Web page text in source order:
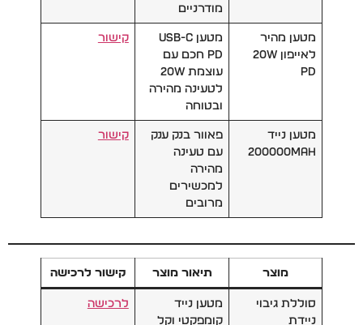
מודרניים
מטען מהיר
לאייפון 20W
PD
מטען USB-C
PD חכם עם
עוצמת 20W
לטעינה מהירה
ובטוחה
קישור
מטען נייד
200000mAh
פאוור בנק ענק
עם טעינה
מהירה
למכשירים
מרובים
קישור
מוצר תיאור מוצר קישור לרכישה
סוללת גיבוי
ניידת
מטען נייד
קומפקטי וקל
לרכישה